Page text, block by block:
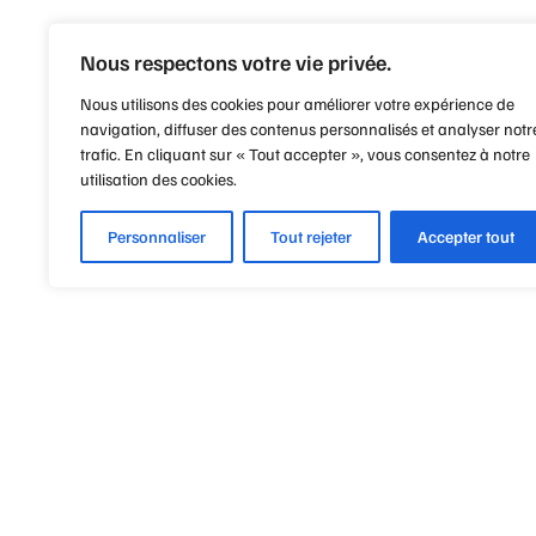
Nous respectons votre vie privée.
Nous utilisons des cookies pour améliorer votre expérience de
navigation, diffuser des contenus personnalisés et analyser
trafic. En cliquant sur « Tout accepter », vous consentez à notre
utilisation des cookies.
Personnaliser Tout rejeter Accepter tout